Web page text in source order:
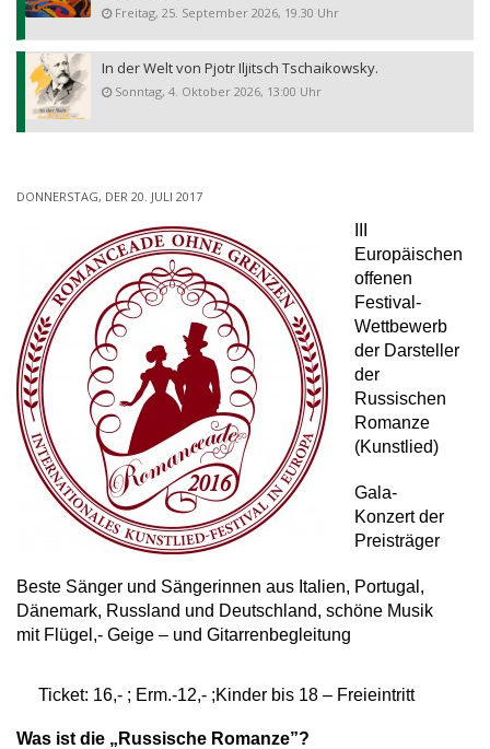
Freitag, 25. September 2026, 19.30 Uhr
In der Welt von Pjotr Iljitsch Tschaikowsky.
Sonntag, 4. Oktober 2026, 13:00 Uhr
DONNERSTAG, DER 20. JULI 2017
Europäischen
offenen
Festival-
Wettbewerb
der Darsteller
der
Russischen
Romanze
(Kunstlied)
Gala-
Konzert der
Preisträger
Beste Sänger und Sängerinnen aus Italien, Portugal,
Dänemark, Russland und Deutschland, schöne Musik
mit Flügel,- Geige – und Gitarrenbegleitung
Ticket: 16,- ; Erm.-12,- ;Kinder bis 18 – Freieintritt
Was ist die „Russische Romanze”?